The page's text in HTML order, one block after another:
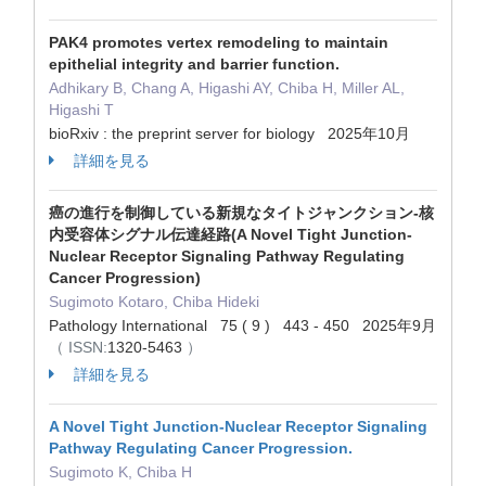
PAK4 promotes vertex remodeling to maintain
epithelial integrity and barrier function.
Adhikary B, Chang A, Higashi AY, Chiba H, Miller AL,
Higashi T
bioRxiv : the preprint server for biology 2025年10月
詳細を見る
癌の進行を制御している新規なタイトジャンクション-核
内受容体シグナル伝達経路(A Novel Tight Junction-
Nuclear Receptor Signaling Pathway Regulating
Cancer Progression)
Sugimoto Kotaro, Chiba Hideki
Pathology International 75 ( 9 ) 443 - 450 2025年9月
（ ISSN:1320-5463 ）
詳細を見る
A Novel Tight Junction-Nuclear Receptor Signaling
Pathway Regulating Cancer Progression.
Sugimoto K, Chiba H